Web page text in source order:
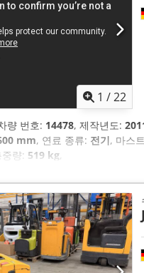
1 /22
량 번호: 14478, 제작년도:
mm, 연료 종류: 전기, 마스
량: 519 kg,